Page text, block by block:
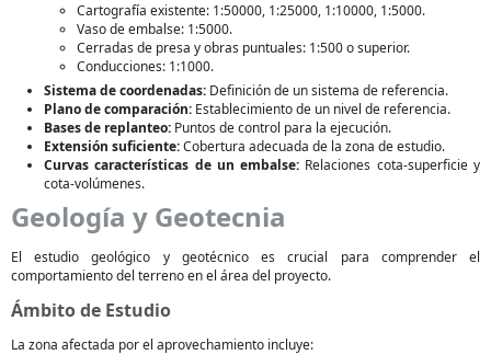
Cartografía existente: 1:50000, 1:25000, 1:10000, 1:5000.
Vaso de embalse: 1:5000.
Cerradas de presa y obras puntuales: 1:500 o superior.
Conducciones: 1:1000.
Sistema de coordenadas: Definición de un sistema de referencia.
Plano de comparación: Establecimiento de un nivel de referencia.
Bases de replanteo: Puntos de control para la ejecución.
Extensión suficiente:Cobertura adecuada de la zona de estudio.
Curvas características de un embalse: Relaciones cota-superficie y
cota-volúmenes.
Geología y Geotecnia
El estudio geológico y geotécnico es crucial para comprender el
comportamiento del terreno en el área del proyecto.
Ámbito de Estudio
La zona afectada por el aprovechamiento incluye: